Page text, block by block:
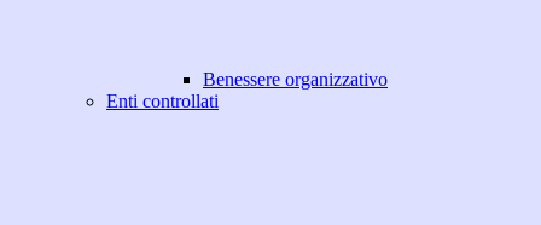
Benessere organizzativo
Enti controllati